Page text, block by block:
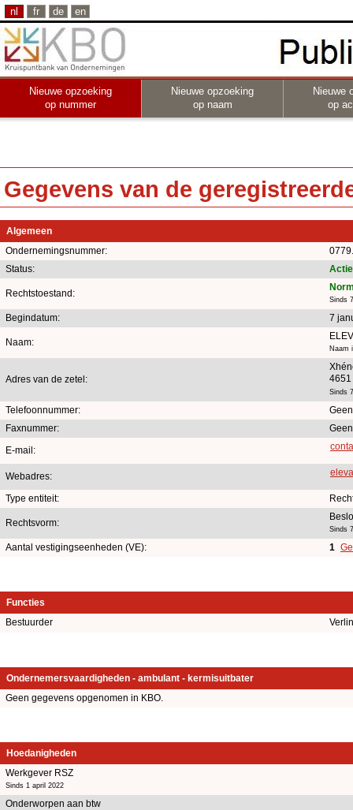
nl fr de en
Nieuwe opzoeking
op nummer
Nieuwe opzoeking
op naam
Nieuwe
op
Gegevens van de
Algemeen
Ondernemingsnummer:
Status:
Rechtstoestand:
Sinds
Begindatum: 7
Naam:
Naam
Adres van de zetel:
Sinds
Telefoonnummer:
Faxnummer:
E-mail:
Webadres:
Type entiteit:
Rechtsvorm:
Sinds
Aantal vestigingseenheden (VE): 1
Functies
Bestuurder
Ondernemersvaardigheden - ambulant - kermisuitbater
Geen gegevens opgenomen in KBO.
Hoedanigheden
Werkgever RSZ
Sinds 1 april 2022
Onderworpen aan btw